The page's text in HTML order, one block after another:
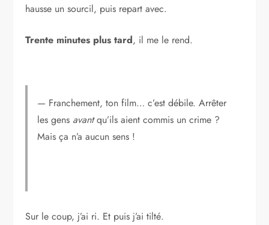
hausse un sourcil, puis repart avec.
Trente minutes plus tard, il me le rend.
— Franchement, ton film… c’est débile. Arrêter
les gens avantqu’ils aient commis un crime ?
Mais ça n’a aucun sens !
Sur le coup, j’ai ri. Et puis j’ai tilté.